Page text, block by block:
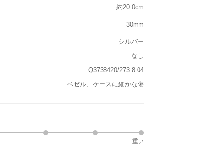
約20.0cm
30mm
シルバー
なし
Q3738420/273.8.04
ベゼル、ケースに細かな傷
重い